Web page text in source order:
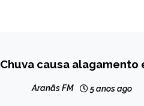
CAPELINHA
Chuva causa
Aranãs FM 5 anos ago